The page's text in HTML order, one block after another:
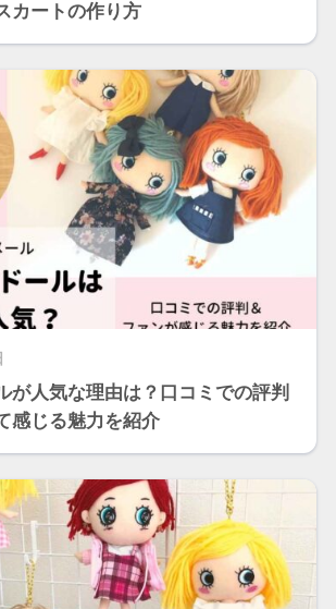
カートの作り方
が人気な理由は？口コミでの評判
感じる魅力を紹介